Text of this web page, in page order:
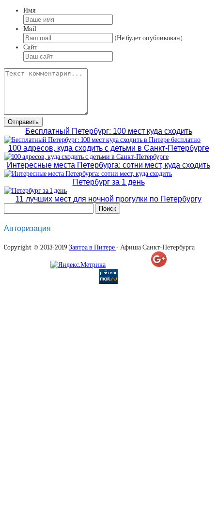
Имя
Mail
(Не будет опубликован)
Сайт
Бесплатный Петербург: 100 мест куда сходить
100 адресов, куда сходить с детьми в Санкт-Петербурге
Интересные места Петербурга: сотни мест, куда сходить
Петербург за 1 день
11 лучших мест для ночной прогулки по Петербургу
Авторизация
Copyright © 2013-2019Завтра в Питере- Афиша Санкт-Петербурга